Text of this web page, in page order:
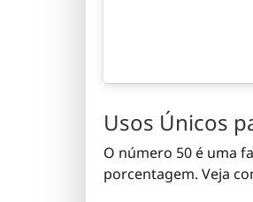
Usos Únicos
O número 50 é uma
porcentagem. Veja